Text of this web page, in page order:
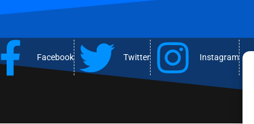
Facebook Twitter Instagram